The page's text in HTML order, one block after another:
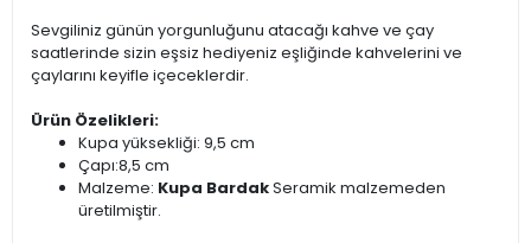
Sevgiliniz günün yorgunluğunu atacağı kahve ve çay
saatlerinde sizin eşsiz hediyeniz eşliğinde kahvelerini ve
çaylarını keyifle içeceklerdir.
Ürün Özelikleri:
Kupa yüksekliği: 9,5 cm
Çapı:8,5 cm
Malzeme: Kupa BardakSeramik malzemeden
üretilmiştir.